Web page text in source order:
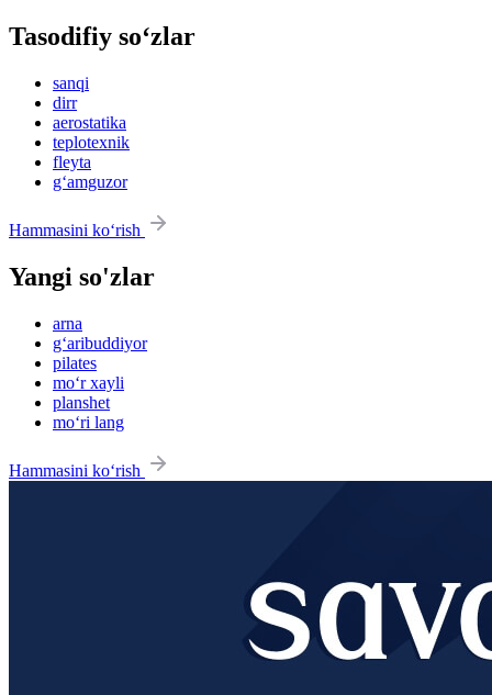
Tasodifiy so‘zlar
sanqi
dirr
aerostatika
teplotexnik
fleyta
g‘amguzor
Hammasini ko‘rish
Yangi so'zlar
arna
g‘aribuddiyor
pilates
mo‘r xayli
planshet
mo‘ri lang
Hammasini ko‘rish